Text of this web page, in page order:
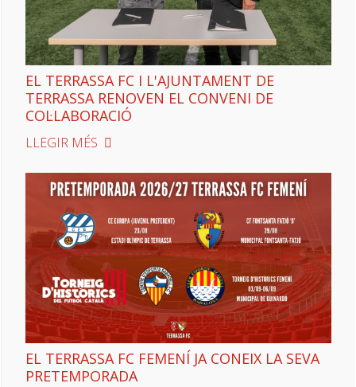
EL TERRASSA FC I L'AJUNTAMENT DE
TERRASSA RENOVEN EL CONVENI DE
COL·LABORACIÓ
LLEGIR MÉS
EL TERRASSA FC FEMENÍ JA CONEIX LA SEVA
PRETEMPORADA